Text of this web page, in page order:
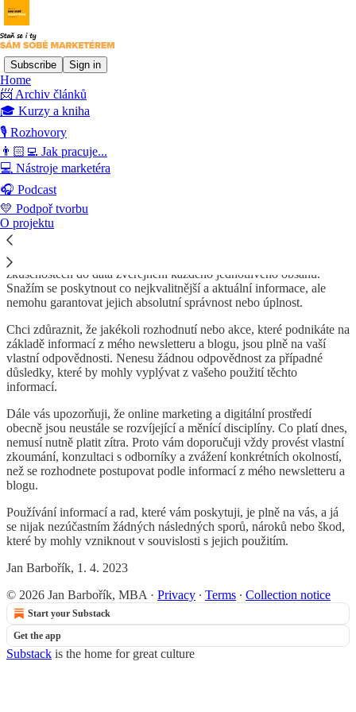
Subscribe Sign in
Home
📨 Archiv článků
🎓 Kurzy a kniha
🎙️ Rozhovory
👨🏻‍💻 Jak pracuje...
💻 Nástroje marketéra
🎧 Podcast
💛 Podpoř tvorbu
O projektu
Právní doložka
Veškeré rady, tipy a informace, které vám zasílám v newsletteru a
zveřejňuji na blogu, jsou založeny na mých znalostech a
zkušenostech do data zveřejnění každého jednotlivého obsahu.
Snažím se poskytnout co nejkvalitnější a aktuální informace, ale
nemohu garantovat jejich absolutní správnost nebo úplnost.
Chci zdůraznit, že jakékoli rozhodnutí nebo akce, které podnikáte na
základě informací z mého newsletteru a blogu, jsou plně na vaší
vlastní odpovědnosti. Nenesu žádnou odpovědnost za případné
důsledky, které by mohly vyplývat z vašeho použití těchto
informací.
Dále vás upozorňuji, že online marketing a digitální prostředí
obecně jsou neustále se rozvíjející a měnící disciplíny. Co platí dnes,
nemusí nutně platit zítra. Proto vám doporučuji vždy provést vlastní
zkoumání, konzultaci s odborníky a zvážení konkrétních okolností,
než se rozhodnete postupovat podle informací z mého newsletteru a
blogu.
Používání informací a rad, které vám poskytuji, je plně na vás, a já
se nijak nezúčastním žádných následných sporů, nároků nebo škod,
které by mohly vzniknout v souvislosti s jejich použitím.
Jan Barbořík, 1. 4. 2023
© 2026 Jan Barbořík, MBA · Privacy ∙ Terms ∙ Collection notice
Start your Substack
Get the app
Substack is the home for great culture